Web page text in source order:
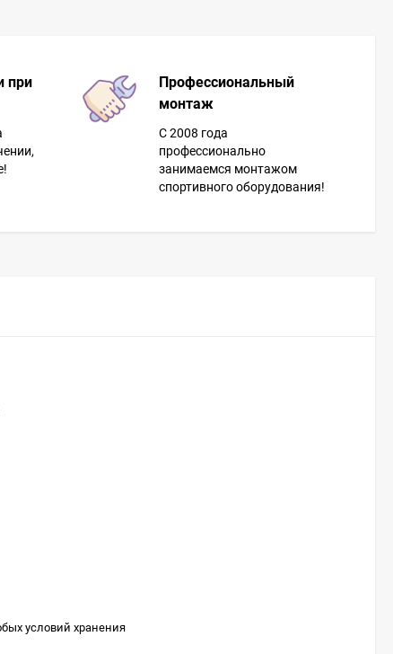
при
Профессиональный
монтаж
С 2008 года
профессионально
занимаемся монтажом
спортивного оборудования!
условий хранения